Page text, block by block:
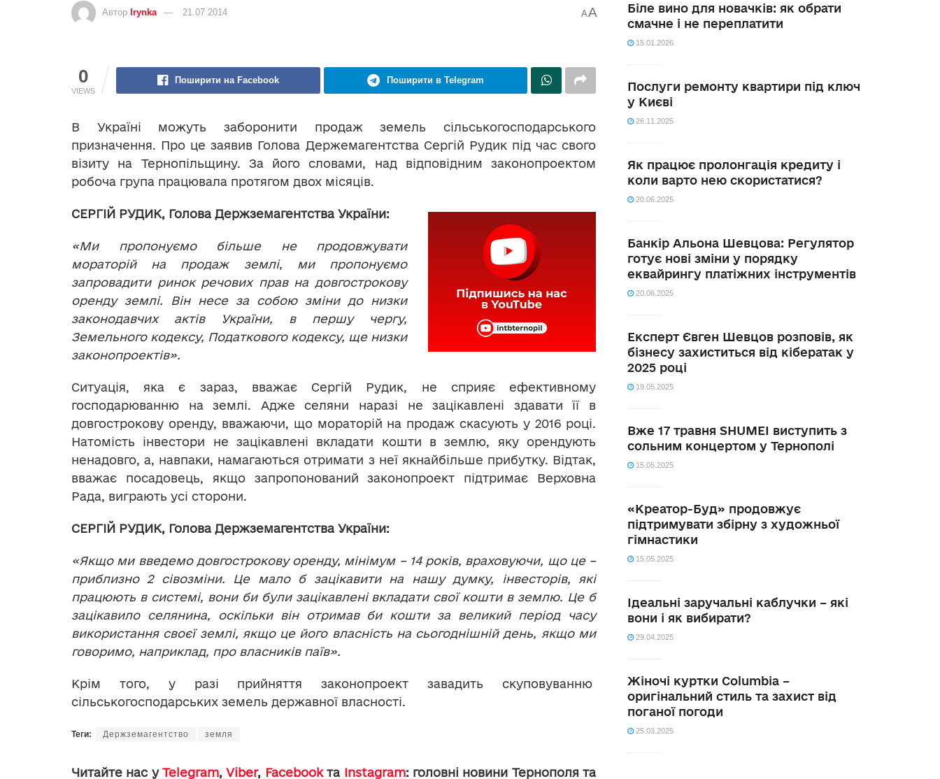
Автор Irynka 21.07.2014 AA
0
VIEWS
Поширити на Facebook Поширити в Telegram
В Україні можуть заборонити продаж земель сільськогосподарського
призначення. Про це заявив Голова Держемагентства Сергій Рудик під час свого
візиту на Тернопільщину. За його словами, над відповідним законопроектом
робоча група працювала протягом двох місяців.
СЕРГІЙ РУДИК, Голова Держземагентства України:
«Ми пропонуємо більше не продовжувати
мораторій на продаж землі, ми пропонуємо
запровадити ринок речових прав на довгострокову
оренду землі. Він несе за собою зміни до низки
законодавчих актів України, в першу чергу,
Земельного кодексу, Податкового кодексу, ще низки
законопроектів».
Ситуація, яка є зараз, вважає Сергій Рудик, не сприяє ефективному
господарюванню на землі. Адже селяни наразі не зацікавлені здавати її в
довгострокову оренду, вважаючи, що мораторій на продаж скасують у 2016 році.
Натомість інвестори не зацікавлені вкладати кошти в землю, яку орендують
ненадовго, а, навпаки, намагаються отримати з неї якнайбільше прибутку. Відтак,
вважає посадовець, якщо запропонований законопроект підтримає Верховна
Рада, виграють усі сторони.
СЕРГІЙ РУДИК, Голова Держземагентства України:
«Якщо ми введемо довгострокову оренду, мінімум – 14 років, враховуючи, що це –
приблизно 2 сівозміни. Це мало б зацікавити на нашу думку, інвесторів, які
працюють в системі, вони би були зацікавлені вкладати свої кошти в землю. Це б
зацікавило селянина, оскільки він отримав би кошти за великий період часу
використання своєї землі, якщо це його власність на сьогоднішній день, якщо ми
говоримо, наприклад, про власників паїв».
Крім того, у разі прийняття законопроект завадить скуповуванню
сільськогосподарських земель державної власності.
Теги: Держземагентство земля
Читайте нас уTelegram,Viber, Facebookта Instagram: головні новини Тернополя та
Біле вино для новачків: як обрати
смачне і не переплатити
15.01.2026
Послуги ремонту квартири під ключ
у Києві
26.11.2025
Як працює пролонгація кредиту і
коли варто нею скористатися?
20.06.2025
Банкір Альона Шевцова: Регулятор
готує нові зміни у порядку
еквайрингу платіжних інструментів
20.06.2025
Експерт Євген Шевцов розповів, як
бізнесу захиститься від кібератак у
2025 році
19.05.2025
Вже 17 травня SHUMEI виступить з
сольним концертом у Тернополі
15.05.2025
«Креатор-Буд» продовжує
підтримувати збірну з художньої
гімнастики
15.05.2025
Ідеальні заручальні каблучки – які
вони і як вибирати?
29.04.2025
Жіночі куртки Columbia –
оригінальний стиль та захист від
поганої погоди
25.03.2025